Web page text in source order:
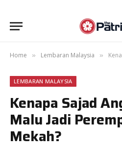
Home » Lembaran Malaysia »
LEMBARAN MALAYSIA
Kenapa Sajad
Malu Jadi
Mekah?